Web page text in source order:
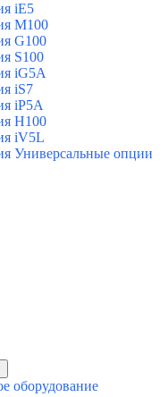
iE5
M100
G100
S100
iG5A
iS7
iP5A
H100
iV5L
Универсальные опции
оборудование